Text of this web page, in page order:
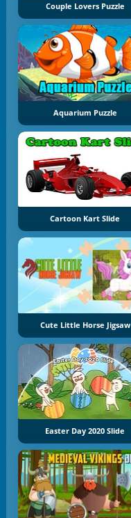
Couple Lovers Puzzle
Aquarium Puzzle
Cartoon Kart Slide
Cute Little Horse Jigsaw
Easter Day 2020 Slide